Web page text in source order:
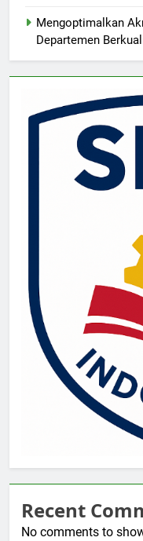
Mengoptimalkan
Departemen
Recent
No comments to